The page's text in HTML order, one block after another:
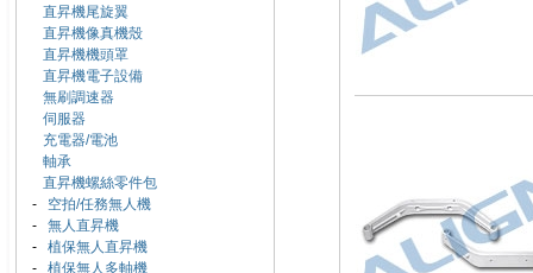
直昇機尾旋翼
直昇機像真機殼
直昇機機頭罩
直昇機電子設備
無刷調速器
伺服器
充電器/電池
軸承
直昇機螺絲零件包
- 空拍/任務無人機
- 無人直昇機
- 植保無人直昇機
- 植保無人多軸機